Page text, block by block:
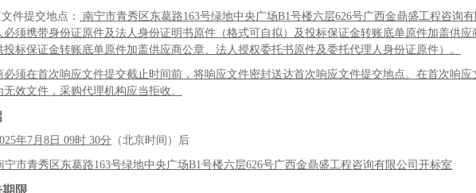
件提交地点： 南宁市青秀区东葛路163号绿地中央广场B1号楼六层626号广西金鼎盛工程咨询
必须携带身份证原件及法人身份证明书原件（格式可自拟）及投标保证金转账底单原件加盖供应
标保证金转账底单原件加盖供应商公章、法人授权委托书原件及委托代理人身份证原件）。
必须在首次响应文件提交截止时间前，将响应文件密封送达首次响应文件提交地点。在首次响应
效文件，采购代理机构应当拒收。
年7月 8 日 09时 30分 （北京时间）后
宁市青秀区东葛路163号绿地中央广场B1号楼六层626号广西金鼎盛工程咨询有限公司开标室
限